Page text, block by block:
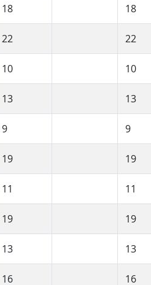
18 18
22 22
10 10
13 13
9 9
19 19
11 11
19 19
13 13
16 16